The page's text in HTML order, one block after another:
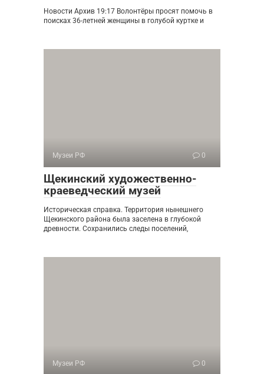
Новости Архив 19:17 Волонтёры просят помочь в
поисках 36-летней женщины в голубой куртке и
Музеи РФ 0
Щекинский художественно-
краеведческий музей
Историческая справка. Территория нынешнего
Щекинского района была заселена в глубокой
древности. Сохранились следы поселений,
Музеи РФ 0